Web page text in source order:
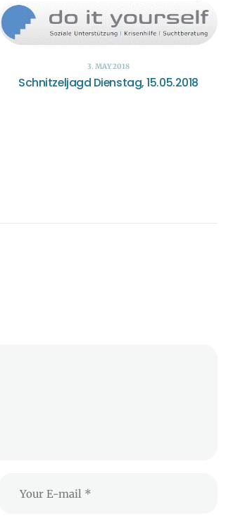
3. MAY 2018
Schnitzeljagd Dienstag, 15.05.2018